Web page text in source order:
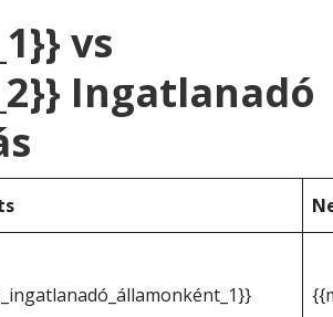
vs
Ingatlanadó